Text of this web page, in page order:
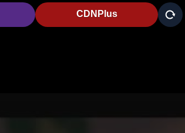
CDNPlus